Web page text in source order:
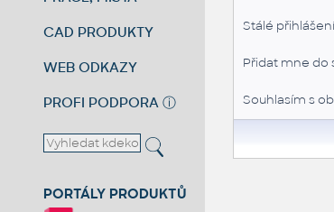
CAD PRODUKTY
WEB ODKAZY
PROFI PODPORA ⓘ
PORTÁLY PRODUKTŮ
Stálé
Přidat mne do
Souhlasím s